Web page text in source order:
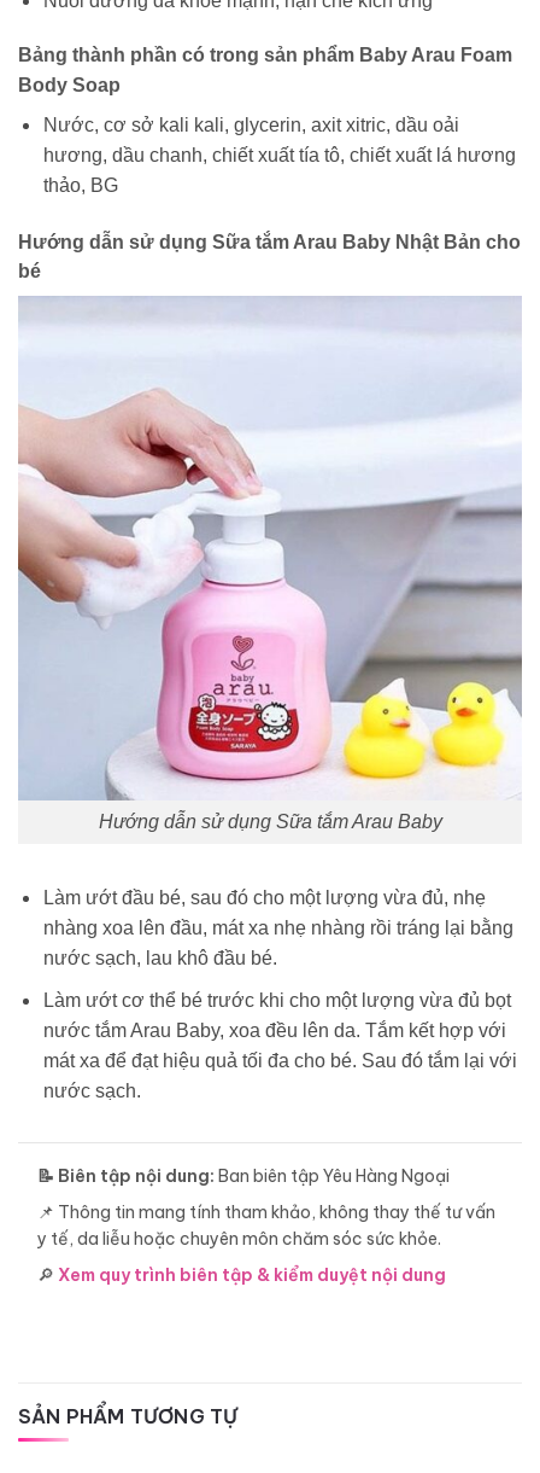
Bảng thành phần có trong sản phẩm Baby Arau Foam
Body Soap
Nước, cơ sở kali kali, glycerin, axit xitric, dầu oải
hương, dầu chanh, chiết xuất tía tô, chiết xuất lá hương
thảo, BG
Hướng dẫn sử dụng Sữa tắm Arau Baby Nhật Bản cho
bé
Hướng dẫn sử dụng Sữa tắm Arau Baby
Làm ướt đầu bé, sau đó cho một lượng vừa đủ, nhẹ
nhàng xoa lên đầu, mát xa nhẹ nhàng rồi tráng lại bằng
nước sạch, lau khô đầu bé.
Làm ướt cơ thể bé trước khi cho một lượng vừa đủ bọt
nước tắm Arau Baby, xoa đều lên da. Tắm kết hợp với
mát xa để đạt hiệu quả tối đa cho bé. Sau đó tắm lại với
nước sạch.
📝 Biên tập nội dung: Ban biên tập Yêu Hàng Ngoại
📌 Thông tin mang tính tham khảo, không thay thế tư vấn
y tế, da liễu hoặc chuyên môn chăm sóc sức khỏe.
🔎 Xem quy trình biên tập & kiểm duyệt nội dung
SẢN PHẨM TƯƠNG TỰ